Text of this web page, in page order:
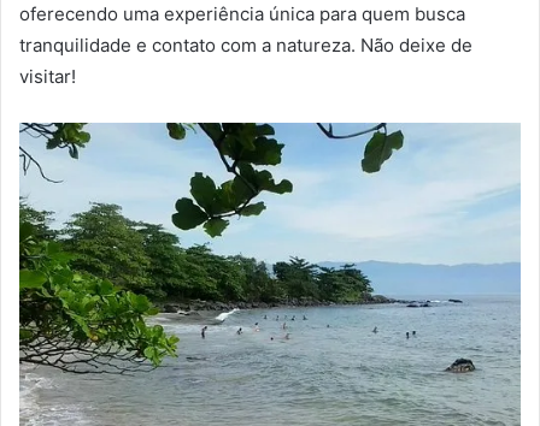
oferecendo uma experiência única para quem busca
tranquilidade e contato com a natureza. Não deixe de
visitar!